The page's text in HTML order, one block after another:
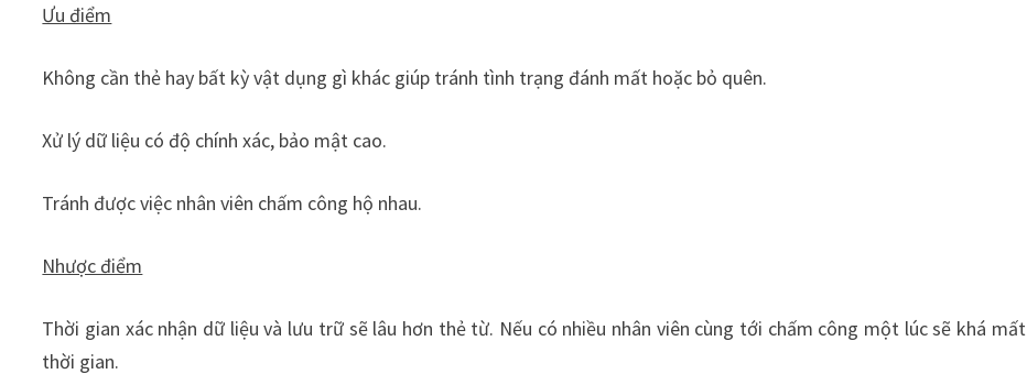
Ưu điểm
Không cần thẻ hay bất kỳ vật dụng gì khác giúp tránh tình trạng đánh mất hoặc bỏ quên.
Xử lý dữ liệu có độ chính xác, bảo mật cao.
Tránh được việc nhân viên chấm công hộ nhau.
Nhược điểm
Thời gian xác nhận dữ liệu và lưu trữ sẽ lâu hơn thẻ từ. Nếu có nhiều nhân viên cùng tới chấm công một lúc sẽ khá mất
thời gian.